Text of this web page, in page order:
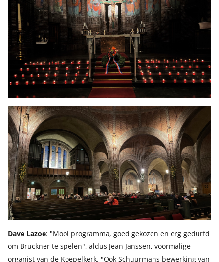
Dave Lazoe: "Mooi programma, goed gekozen en erg gedurfd
om Bruckner te spelen", aldus Jean Janssen, voormalige
organist van de Koepelkerk. "Ook Schuurmans bewerking van